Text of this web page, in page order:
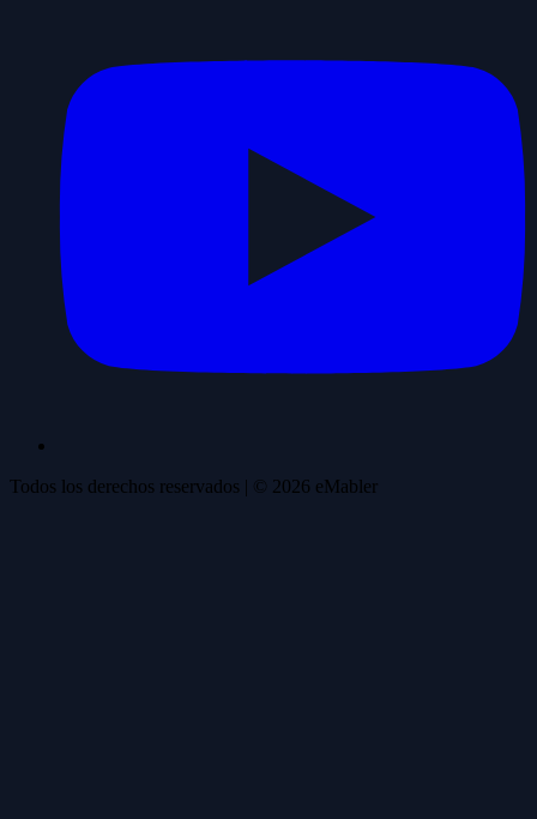
Todos los derechos reservados | © 2026 eMabler